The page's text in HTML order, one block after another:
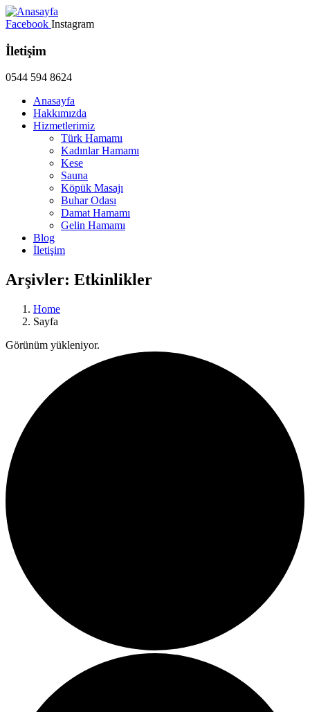
Facebook Instagram
İletişim
0544 594 8624
Anasayfa
Hakkımızda
Hizmetlerimiz
Türk Hamamı
Kadınlar Hamamı
Kese
Sauna
Köpük Masajı
Buhar Odası
Damat Hamamı
Gelin Hamamı
Blog
İletişim
Arşivler: Etkinlikler
Home
Sayfa
Görünüm yükleniyor.